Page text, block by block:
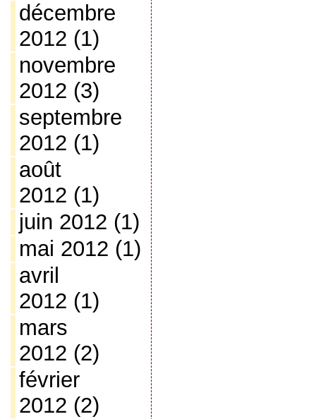
décembre
2012 (1)
novembre
2012 (3)
septembre
2012 (1)
août
2012 (1)
juin 2012 (1)
mai 2012 (1)
avril
2012 (1)
mars
2012 (2)
février
2012 (2)